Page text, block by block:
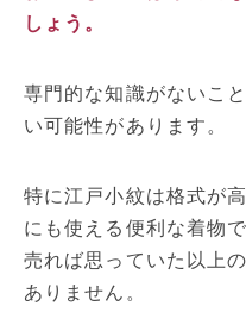
しょう。
専門的な知識がないこ
い可能性があります。
特に江戸小紋は格式が
にも使える便利な着物
売れば思っていた以上
ありません。